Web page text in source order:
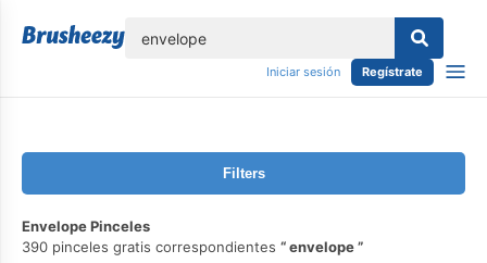
Iniciar sesión Regístrate
Filters
Envelope Pinceles
390 pinceles gratis correspondientes
envelope